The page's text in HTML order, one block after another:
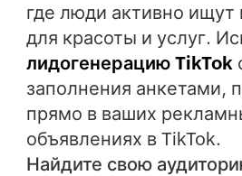
где люди активно ищут
для красоты и услуг.
лидогенерацию TikTok
заполнения анкетами,
прямо в ваших
объявлениях в TikTok.
Найдите свою